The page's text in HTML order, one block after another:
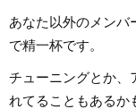
あなた以外のメンバ
で精一杯です。
チューニングとか、
れてることもあるか